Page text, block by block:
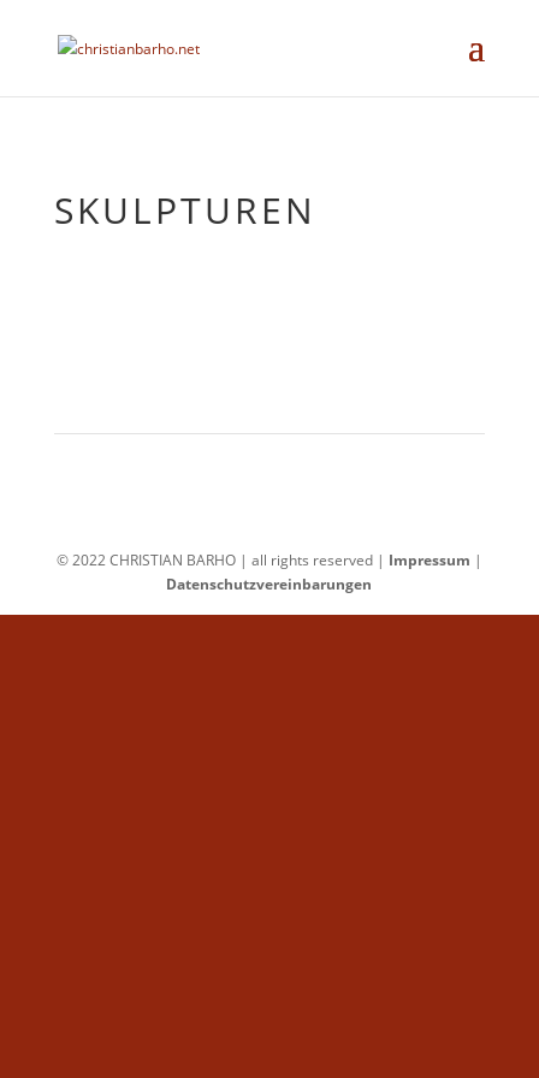
SKULPTUREN
© 2022 CHRISTIAN BARHO | all rights reserved | Impressum |
Datenschutzvereinbarungen